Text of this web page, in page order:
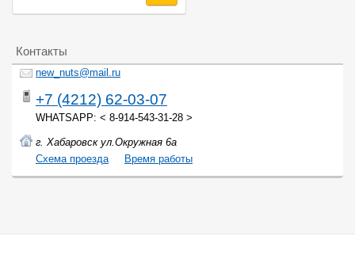
Контакты
new_nuts@mail.ru
+7 (4212) 62-03-07
WHATSAPP: < 8-914-543-31-28 >
г. Хабаровск ул.Окружная 6а
Cхема проезда
Время работы